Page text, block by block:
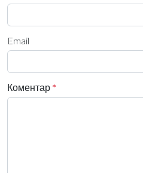
Email
Коментар *